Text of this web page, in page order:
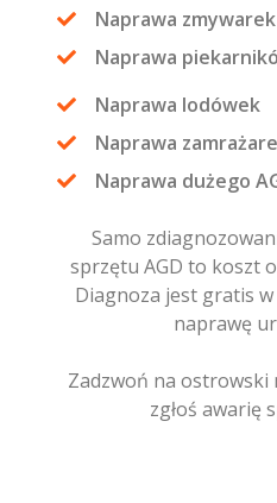
Naprawa zmywarek
Naprawa
Naprawa lodówek
Naprawa
Naprawa dużego
Samo
sprzętu AGD to koszt
Diagnoza jest gratis
naprawę
Zadzwoń na ostrowski
zgłoś awarię